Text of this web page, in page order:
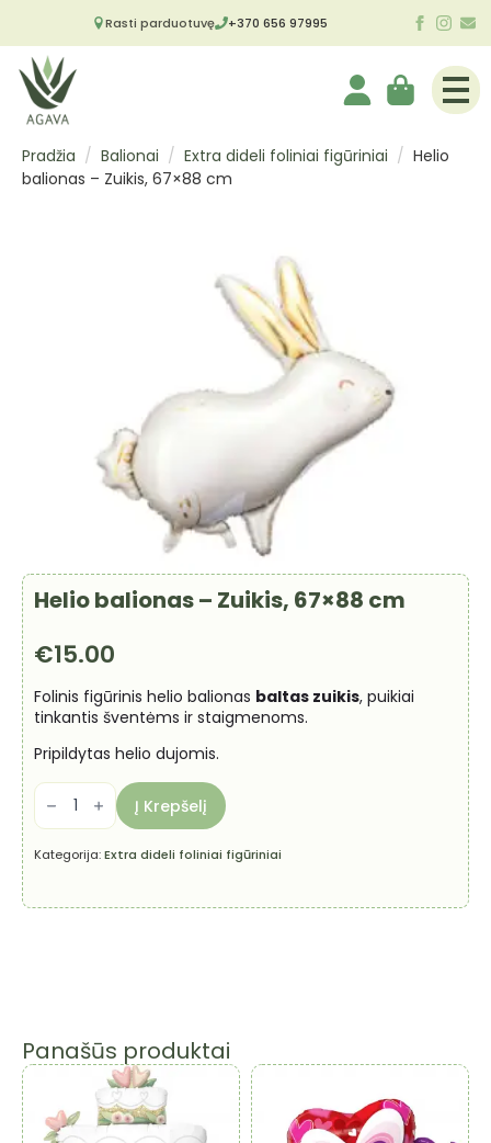
Rasti parduotuvę +370 656 97995
Pradžia Balionai Extra dideli foliniai figūriniai
Helio
balionas – Zuikis, 67×88 cm
Helio balionas – Zuikis, 67×88 cm
€15.00
Folinis figūrinis helio balionas baltas zuikis, puikiai
tinkantis šventėms ir staigmenoms.
Pripildytas helio dujomis.
produkto
kiekis:
Helio
balionas
-
Zuikis,
Į Krepšelį
Kategorija:Extra dideli foliniai figūriniai
Panašūs produktai